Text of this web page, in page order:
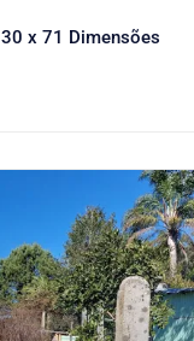
30 x 71 Dimensões